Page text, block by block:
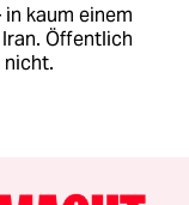
kaum einem
Öffentlich
nicht.